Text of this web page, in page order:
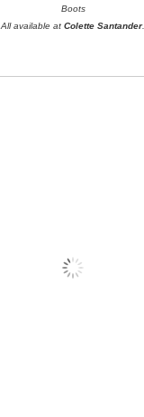
Boots
All available at Colette Santander.